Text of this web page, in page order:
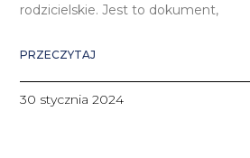
rodzicielskie. Jest to dokument,
PRZECZYTAJ
30 stycznia 2024